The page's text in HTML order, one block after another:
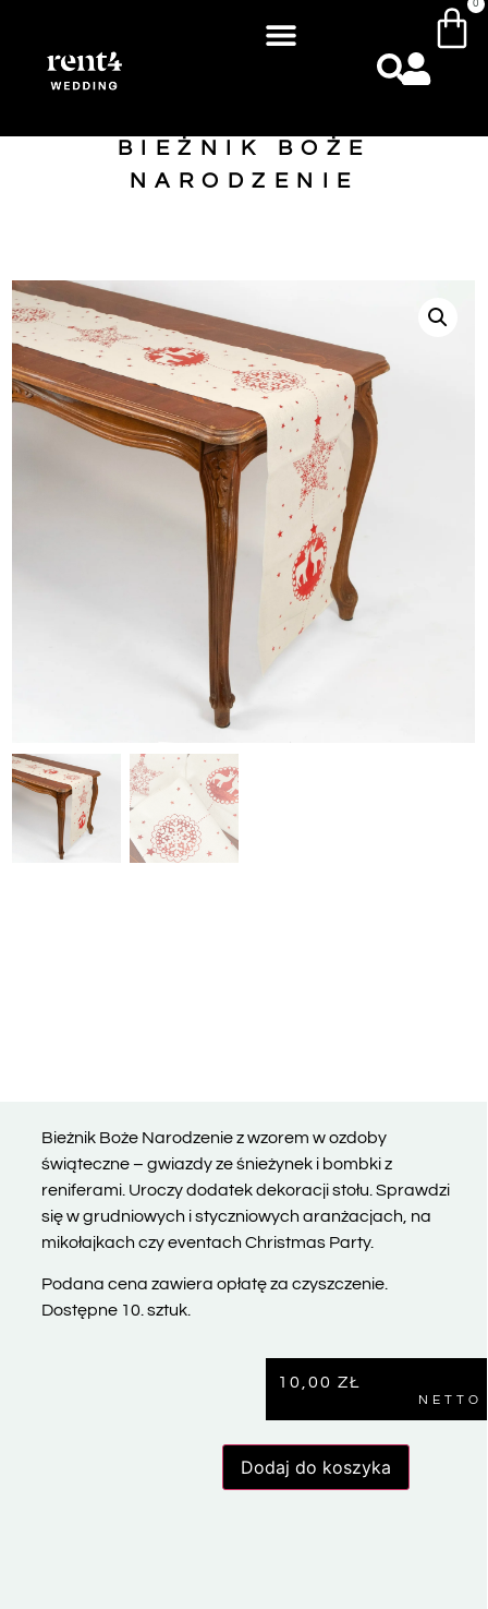
0
BIEŻNIK BOŻE
NARODZENIE
Bieżnik Boże Narodzenie z wzorem w ozdoby
świąteczne – gwiazdy ze śnieżynek i bombki z
reniferami. Uroczy dodatek dekoracji stołu. Sprawdzi
się w grudniowych i styczniowych aranżacjach, na
mikołajkach czy eventach Christmas Party.
Podana cena zawiera opłatę za czyszczenie.
Dostępne 10. sztuk.
10,00 ZŁ
NETTO
Dodaj do koszyka